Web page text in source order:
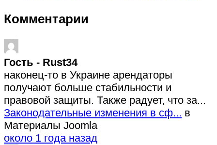
Комментарии
Гость - Rust34
наконец-то в Украине арендаторы
получают больше стабильности и
правовой защиты. Также радует, что за...
Законодательные изменения в сф... в
Материалы Joomla
около 1 года назад